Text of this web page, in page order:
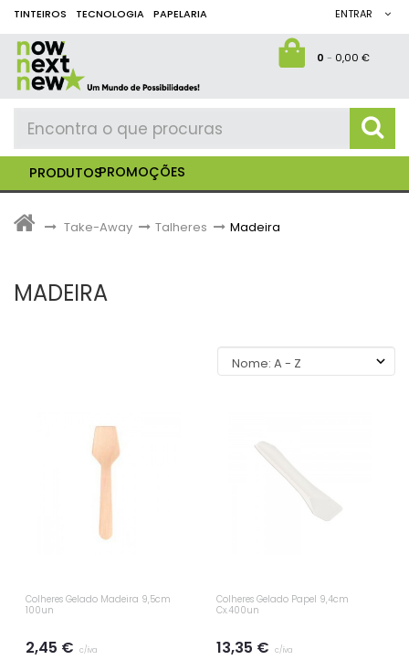
TINTEIROS TECNOLOGIA PAPELARIA ENTRAR
0- 0,00 €
PRODUTOSPROMOÇÕES
> Take-Away > Talheres > Madeira
MADEIRA
Colheres Gelado Madeira 9,5cm
100un
2,45 € c/iva
Colheres Gelado Papel 9,4cm
Cx.400un
13,35 € c/iva